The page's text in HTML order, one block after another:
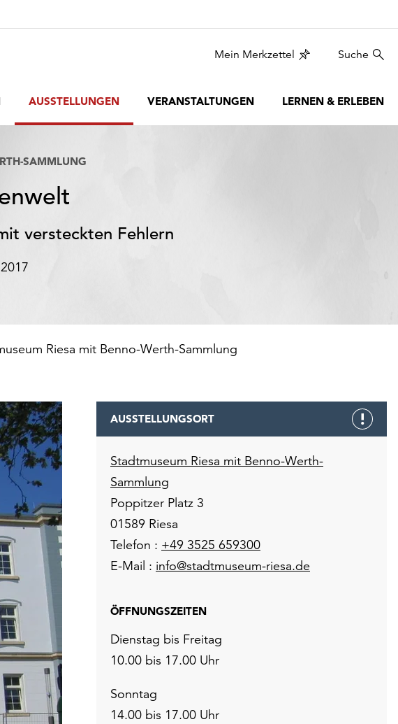
Mein Merkzettel Suche
AUSSTELLUNGEN VERANSTALTUNGEN LERNEN & ERLEBEN
SAMMLUNG
versteckten Fehlern
Riesa mit Benno-Werth-Sammlung
AUSSTELLUNGSORT
Stadtmuseum Riesa mit Benno-Werth-
Sammlung
Poppitzer Platz 3
01589 Riesa
Telefon : +49 3525 659300
E-Mail : info@stadtmuseum-riesa.de
ÖFFNUNGSZEITEN
Dienstag bis Freitag
10.00 bis 17.00 Uhr
Sonntag
14.00 bis 17.00 Uhr